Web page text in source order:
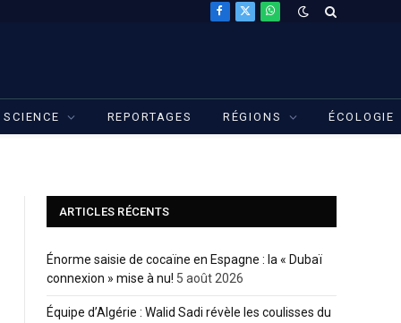
Facebook
X
WhatsApp
SCIENCE REPORTAGES RÉGIONS ÉCOLOGIE
ARTICLES RÉCENTS
Énorme saisie de cocaïne en Espagne : la « Dubaï
connexion » mise à nu! 5 août 2026
Équipe d’Algérie : Walid Sadi révèle les coulisses du